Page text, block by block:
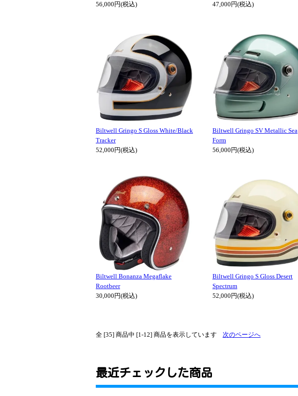
56,000円(税込)
47,000円(税込)
Biltwell Gringo S Gloss White/Black
Tracker
52,000円(税込)
Biltwell Gringo SV Metallic Sea
Form
56,000円(税込)
Biltwell Bonanza Megaflake
Rootbeer
30,000円(税込)
Biltwell Gringo S Gloss Desert
Spectrum
52,000円(税込)
全 [35] 商品中 [1-12] 商品を表示しています 次のページへ
最近チェックした商品